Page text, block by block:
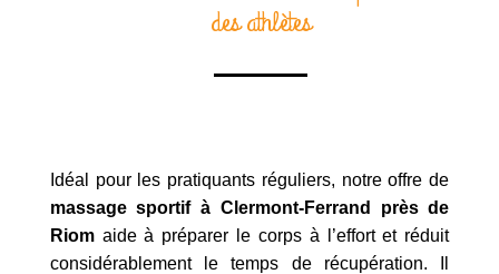
des athlètes
Idéal pour les pratiquants réguliers, notre offre de
massage sportif à Clermont-Ferrand près de
Riomaide à préparer le corps à l’effort et réduit
considérablement le temps de récupération. Il